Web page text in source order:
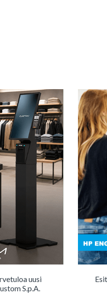
uusi
S.p.A.